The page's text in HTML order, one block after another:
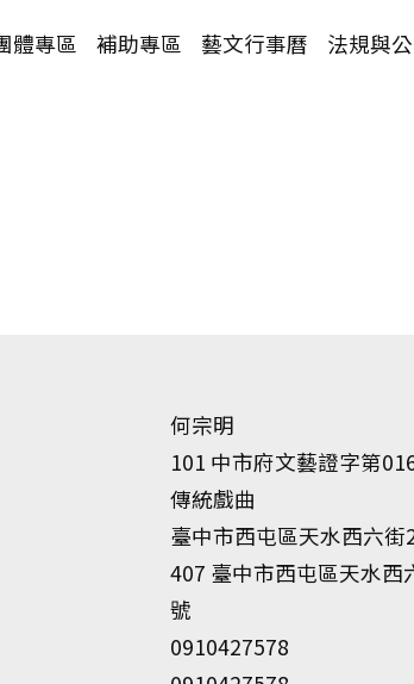
)
]，向下展開次選單)
體專區 補助專區 藝文行事曆 法規與
何宗明
101 中市府文藝證字第
傳統戲曲
臺中市西屯區天水西六街
407 臺中市西屯區天水西
號
0910427578